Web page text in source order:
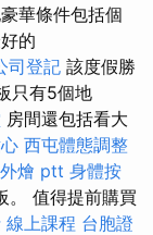
華條件包括個
的
司登記 該度假勝
只有5個地
房間還包括看大
西屯體態調整
燴 ptt 身體按
。 值得提前購買
線上課程 台胞證